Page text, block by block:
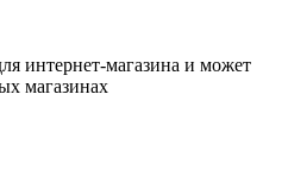
интернет-магазина и может
магазинах